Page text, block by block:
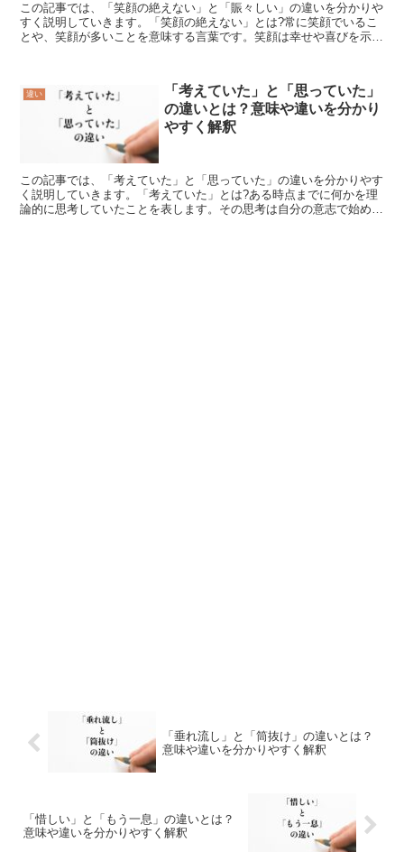
この記事では、「笑顔の絶えない」と「賑々しい」の違いを分かりや
すく説明していきます。「笑顔の絶えない」とは?常に笑顔でいるこ
とや、笑顔が多いことを意味する言葉です。笑顔は幸せや喜びを示す
違い
「考えていた」と「思っていた」
の違いとは？意味や違いを分かり
やすく解釈
この記事では、「考えていた」と「思っていた」の違いを分かりやす
く説明していきます。「考えていた」とは?ある時点までに何かを理
論的に思考していたことを表します。その思考は自分の意志で始めた
「垂れ流し」と「筒抜け」の違いとは？
意味や違いを分かりやすく解釈
「惜しい」と「もう一息」の違いとは？
意味や違いを分かりやすく解釈